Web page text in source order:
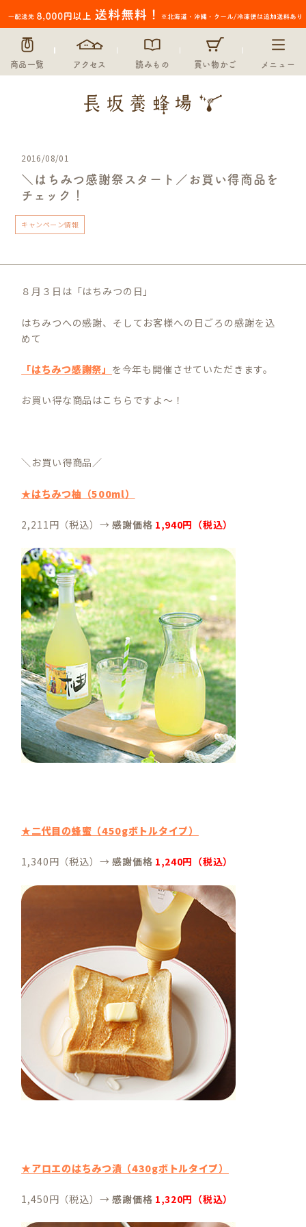
商品一覧 アクセス 読みもの 買い物かご メニュー
2016/08/01
＼はちみつ感謝祭スタート／お買い得商品を
チェック！
キャンペーン情報
８月３日は「はちみつの日」
はちみつへの感謝、そしてお客様への日ごろの感謝を込
めて
「はちみつ感謝祭」 を今年も開催させていただきます。
お買い得な商品はこちらですよ～！
＼お買い得商品／
★はちみつ柚（500ml）
2,211円（税込）→感謝価格 1,940円（税込）
★二代目の蜂蜜（450gボトルタイプ）
1,340円（税込）→感謝価格 1,240円（税込）
★アロエのはちみつ漬（430gボトルタイプ）
1,450円（税込）→感謝価格 1,320円（税込）